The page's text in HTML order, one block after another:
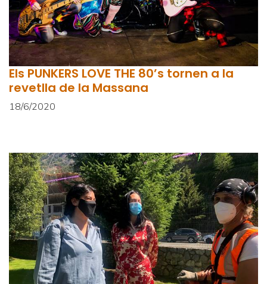
Els PUNKERS LOVE THE 80’s tornen a la
revetlla de la Massana
18/6/2020